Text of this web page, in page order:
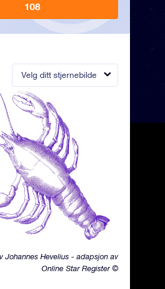
Velg ditt stjernebilde
Johannes Hevelius - adapsjon av
Online Star Register ©
108